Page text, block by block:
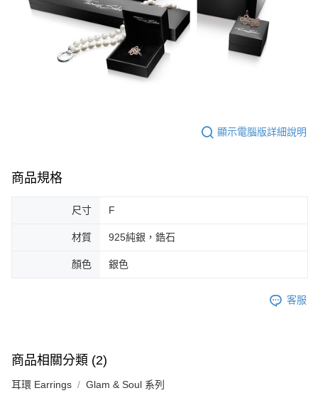
顯示電腦版詳細說明
商品規格
尺寸 F
材質 925純銀，鋯石
顏色 銀色
客服
商品相關分類 (2)
耳環 Earrings Glam & Soul 系列